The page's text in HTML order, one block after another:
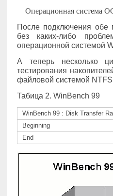
Операционная система
После подключения обе
без каких-либо
операционной системой
А теперь несколько
тестирования
файловой системой
Табица 2. WinBench 99
WinBench 99 : Disk Transfer
Beginning
End